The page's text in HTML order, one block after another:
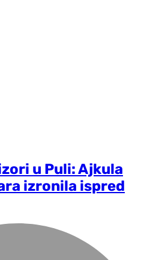
u Puli: Ajkula
izronila ispred